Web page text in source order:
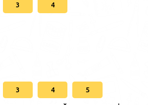
3 4
3 4 5